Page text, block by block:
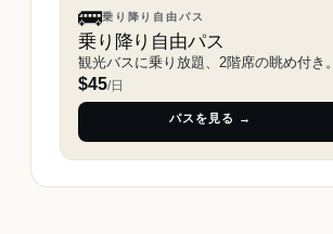
🚌乗り降り自由パス
乗り降り自由パス
観光バスに乗り放題、2階席の眺め付き。
$45/日
パスを見る →